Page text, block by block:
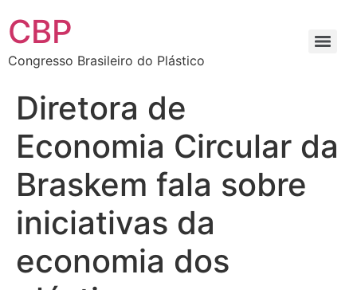
CBP
Congresso Brasileiro do Plástico
Diretora de
Economia Circular da
Braskem fala sobre
iniciativas da
economia dos